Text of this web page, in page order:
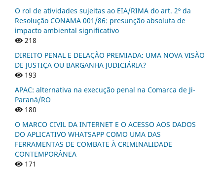
O rol de atividades sujeitas ao EIA/RIMA do art. 2º da
Resolução CONAMA 001/86: presunção absoluta de
impacto ambiental significativo
218
DIREITO PENAL E DELAÇÃO PREMIADA: UMA NOVA VISÃO
DE JUSTIÇA OU BARGANHA JUDICIÁRIA?
193
APAC: alternativa na execução penal na Comarca de Ji-
Paraná/RO
180
O MARCO CIVIL DA INTERNET E O ACESSO AOS DADOS
DO APLICATIVO WHATSAPP COMO UMA DAS
FERRAMENTAS DE COMBATE À CRIMINALIDADE
CONTEMPORÂNEA
171